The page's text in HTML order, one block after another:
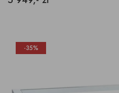
-35%